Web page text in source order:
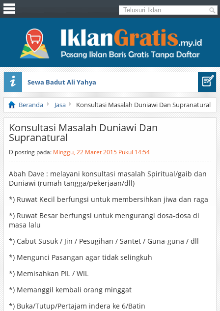
Sewa Badut Ali Yahya
Honda Brio 1.3 E AT CBU 2012 Putih
Beranda Jasa Konsultasi Masalah Duniawi Dan Supranatural
Konsultasi Masalah Duniawi Dan
Supranatural
Diposting pada: Minggu, 22 Maret 2015 Pukul 14:54
Abah Dave : melayani konsultasi masalah Spiritual/gaib dan
Duniawi (rumah tangga/pekerjaan/dll)
*) Ruwat Kecil berfungsi untuk membersihkan jiwa dan raga
*) Ruwat Besar berfungsi untuk mengurangi dosa-dosa di
masa lalu
*) Cabut Susuk / Jin / Pesugihan / Santet / Guna-guna / dll
*) Mengunci Pasangan agar tidak selingkuh
*) Memisahkan PIL / WIL
*) Memanggil kembali orang minggat
*) Buka/Tutup/Pertajam indera ke 6/Batin